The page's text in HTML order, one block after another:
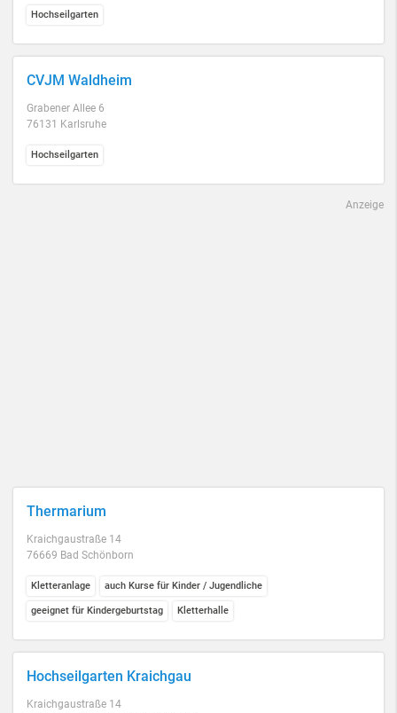
Hochseilgarten
CVJM Waldheim
Grabener Allee 6
76131 Karlsruhe
Hochseilgarten
Anzeige
Thermarium
Kraichgaustraße 14
76669 Bad Schönborn
Kletteranlage auch Kurse für Kinder / Jugendliche
geeignet für Kindergeburtstag Kletterhalle
Hochseilgarten Kraichgau
Kraichgaustraße 14